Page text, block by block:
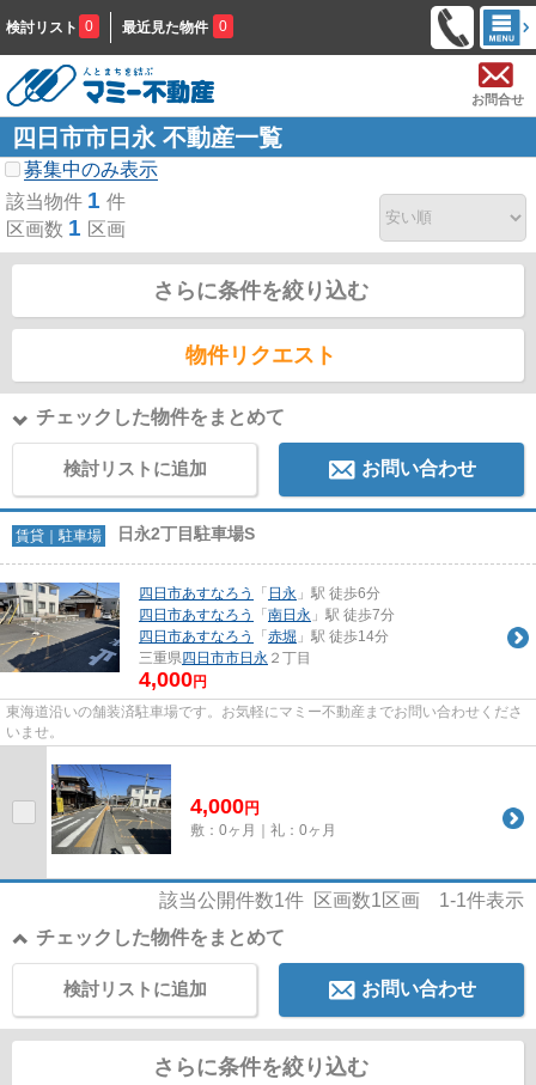
検討リスト 0 最近見た物件 0
お問合せ
四日市市日永 不動産一覧
募集中のみ表示
該当物件 1 件
区画数 1 区画
さらに条件を絞り込む
物件リクエスト
チェックした物件をまとめて
検討リストに追加 お問い合わせ
賃貸｜駐車場 日永2丁目駐車場S
四日市あすなろう 「 日永 」駅 徒歩6分
四日市あすなろう
「 南日永 」駅 徒歩7分
四日市あすなろう
「 赤堀 」駅 徒歩14分
三重県四日市市日永 ２丁目
4,000円
東海道沿いの舗装済駐車場です。お気軽にマミー不動産までお問い合わせくださ
いませ。
4,000円
敷：0ヶ月｜礼：0ヶ月
該当公開件数1件 区画数1区画 1-1件表示
チェックした物件をまとめて
お問い合わせ
検討リストに追加
さらに条件を絞り込む